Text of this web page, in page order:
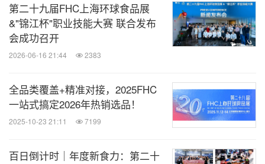
第二十九届FHC上海环球食品展
&"锦江杯"职业技能大赛 联合发布
会成功召开
2026-06-16 21:44 2383
全品类覆盖+精准对接，2025FHC
一站式搞定2026年热销选品！
2025-10-23 21:11 7199
百日倒计时｜年度新食力：第二十